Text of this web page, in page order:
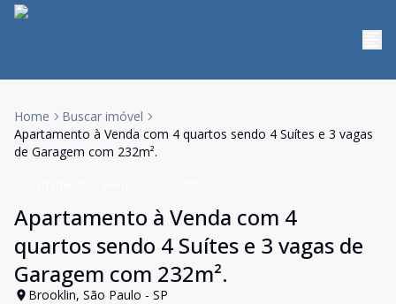
Home
Buscar imóvel
Apartamento à Venda com 4 quartos sendo 4 Suítes e 3 vagas
de Garagem com 232m².
Apartamento à Venda com 4
quartos sendo 4 Suítes e 3 vagas de
Garagem com 232m².
Brooklin, São Paulo - SP